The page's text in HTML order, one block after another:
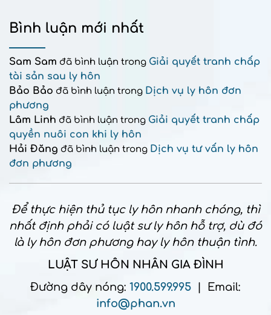
Bình luận mới nhất
Sam Sam đã bình luận trong Giải quyết tranh chấp
tài sản sau ly hôn
Bảo Bảo đã bình luận trong Dịch vụ ly hôn đơn
phương
Lâm Linh đã bình luận trong Giải quyết tranh chấp
quyền nuôi con khi ly hôn
Hải Đăng đã bình luận trong Dịch vụ tư vấn ly hôn
đơn phương
Để thực hiện thủ tục ly hôn nhanh chóng, thì
nhất định phải có luật sư ly hôn hỗ trợ, dù đó
là ly hôn đơn phương hay ly hôn thuận tình.
LUẬT SƯ HÔN NHÂN GIA ĐÌNH
Đường dây nóng: 1900.599.995 | Email:
info@phan.vn